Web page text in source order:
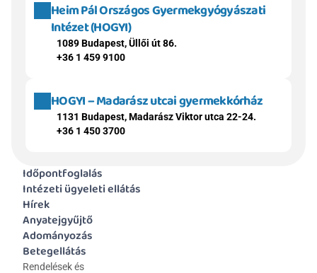
Heim Pál Országos Gyermekgyógyászati
Intézet (HOGYI)
1089 Budapest, Üllői út 86.
+36 1 459 9100
HOGYI – Madarász utcai gyermekkórház
1131 Budapest, Madarász Viktor utca 22-24.
+36 1 450 3700
Időpontfoglalás
Intézeti ügyeleti ellátás
Hírek
Anyatejgyűjtő
Adományozás
Betegellátás
Rendelések és